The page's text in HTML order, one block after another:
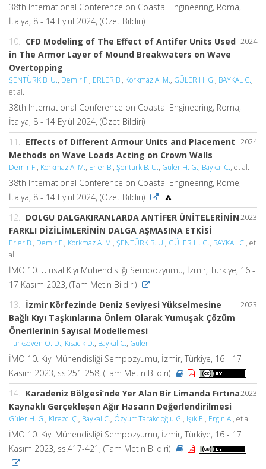
38th International Conference on Coastal Engineering, Roma,
İtalya, 8 - 14 Eylül 2024, (Özet Bildiri)
2024
10.
CFD Modeling of The Effect of Antifer Units Used
in The Armor Layer of Mound Breakwaters on Wave
Overtopping
ŞENTÜRK B. U., Demir F., ERLER B., Korkmaz A. M., GÜLER H. G., BAYKAL C.,
et al.
38th International Conference on Coastal Engineering, Roma,
İtalya, 8 - 14 Eylül 2024, (Özet Bildiri)
2024
11.
Effects of Different Armour Units and Placement
Methods on Wave Loads Acting on Crown Walls
Demir F., Korkmaz A. M., Erler B., Şentürk B. U., Güler H. G., Baykal C., et al.
38th International Conference on Coastal Engineering, Rome,
İtalya, 8 - 14 Eylül 2024, (Özet Bildiri)
2023
12.
DOLGU DALGAKIRANLARDA ANTİFER ÜNİTELERİNİN
FARKLI DİZİLİMLERİNİN DALGA AŞMASINA ETKİSİ
Erler B., Demir F., Korkmaz A. M., ŞENTÜRK B. U., GÜLER H. G., BAYKAL C., et
al.
İMO 10. Ulusal Kıyı Mühendisliği Sempozyumu, İzmir, Türkiye, 16 -
17 Kasım 2023, (Tam Metin Bildiri)
2023
13.
İzmir Körfezinde Deniz Seviyesi Yükselmesine
Bağlı Kıyı Taşkınlarına Önlem Olarak Yumuşak Çözüm
Önerilerinin Sayısal Modellemesi
Türkseven O. D., Kısacık D., Baykal C., Güler I.
İMO 10. Kıyı Mühendisliği Sempozyumu, İzmir, Türkiye, 16 - 17
Kasım 2023, ss.251-258, (Tam Metin Bildiri)
2023
14.
Karadeniz Bölgesi’nde Yer Alan Bir Limanda Fırtına
Kaynaklı Gerçekleşen Ağır Hasarın Değerlendirilmesi
Güler H. G., Kirezci Ç., Baykal C., Özyurt Tarakcioğlu G., Işık E., Ergin A., et al.
İMO 10. Kıyı Mühendisliği Sempozyumu, İzmir, Türkiye, 16 - 17
Kasım 2023, ss.417-421, (Tam Metin Bildiri)